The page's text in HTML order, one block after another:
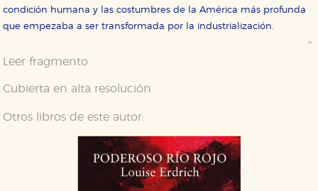
condición humana y las costumbres de la América más profunda
que empezaba a ser transformada por la industrialización.
Leer fragmento
Cubierta en alta resolución
Otros libros de este autor: